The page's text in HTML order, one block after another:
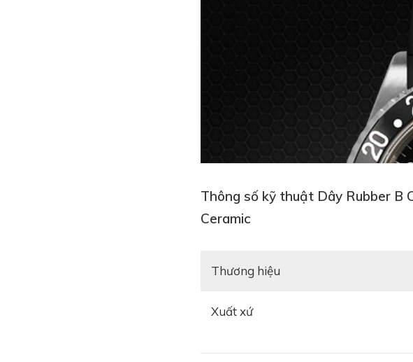
Thông số kỹ thuật Dây Rubber B
Ceramic
Thương hiệu
Xuất xứ